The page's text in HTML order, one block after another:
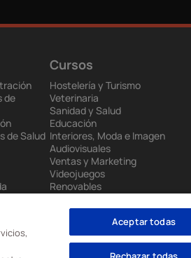
de
de Salud
Cursos
Hostelería y Turismo
Veterinaria
Sanidad y Salud
Educación
Interiores, Moda e Imagen
Audiovisuales
Ventas y Marketing
Videojuegos
Renovables
Administración
Aceptar todas